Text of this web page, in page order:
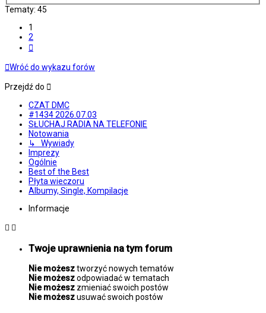
Tematy: 45
1
2
Wróć do wykazu forów
Przejdź do
CZAT DMC
#1434 2026.07.03
SŁUCHAJ RADIA NA TELEFONIE
Notowania
↳ Wywiady
Imprezy
Ogólnie
Best of the Best
Płyta wieczoru
Albumy, Single, Kompilacje
Informacje
Twoje uprawnienia na tym forum
Nie możesztworzyć nowych tematów
Nie możeszodpowiadać w tematach
Nie możesz zmieniać swoich postów
Nie możeszusuwać swoich postów